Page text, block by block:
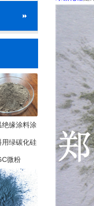
绝缘涂料涂
用绿碳化硅
微粉